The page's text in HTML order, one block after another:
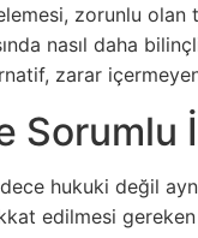
zorunlu
nasıl daha
zarar
Sorumlu
hukuki değil
edilmesi